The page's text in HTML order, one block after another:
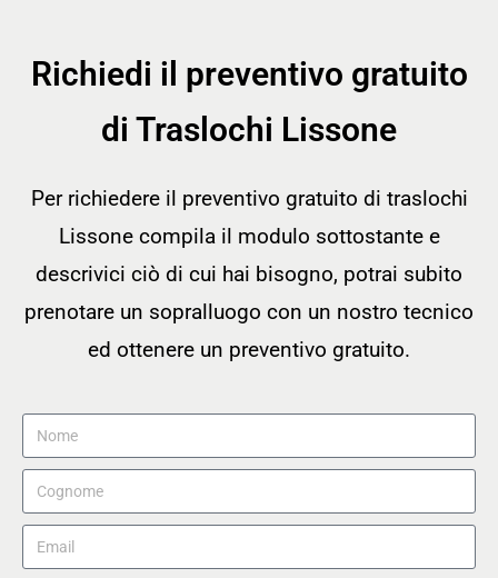
Richiedi il preventivo gratuito
di Traslochi Lissone
Per richiedere il preventivo gratuito di traslochi
Lissone compila il modulo sottostante e
descrivici ciò di cui hai bisogno, potrai subito
prenotare un sopralluogo con un nostro tecnico
ed ottenere un preventivo gratuito.